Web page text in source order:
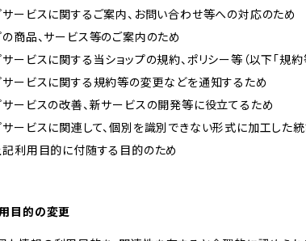
プサービスに関するご案内、お問い合わせ等への対応のため
の商品、サービス等のご案内のため
サービスに関する当ショップの規約、ポリシー等（以下「
プサービスに関する規約等の変更などを通知するため
プサービスの改善、新サービスの開発等に役立てるため
プサービスに関連して、個別を識別できない形式に加工した
上記利用目的に付随する目的のため
目的の変更